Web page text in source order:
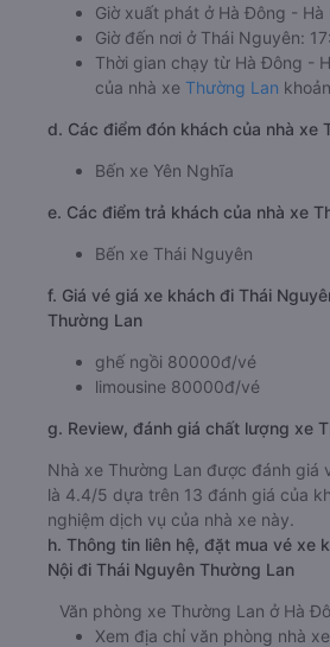
Giờ xuất phát ở Hà Đông - Hà
Giờ đến nơi ở Thái Nguyên:
Thời gian chạy từ Hà Đông -
của nhà xe Thường Lan
d. Các điểm đón khách của nhà xe
Bến xe Yên Nghĩa
e. Các điểm trả khách của nhà xe
Bến xe Thái Nguyên
f. Giá vé giá xe khách đi Thái
Thường Lan
ghế ngồi 80000đ/vé
limousine 80000đ/vé
g. Review, đánh giá chất lượng xe
Nhà xe Thường Lan được đánh giá
là 4.4/5 dựa trên 13 đánh giá của
nghiệm dịch vụ của nhà xe này.
h. Thông tin liên hệ, đặt mua vé xe
Nội đi Thái Nguyên Thường Lan
Văn phòng xe Thường Lan ở Hà
Xem địa chỉ văn phòng nhà